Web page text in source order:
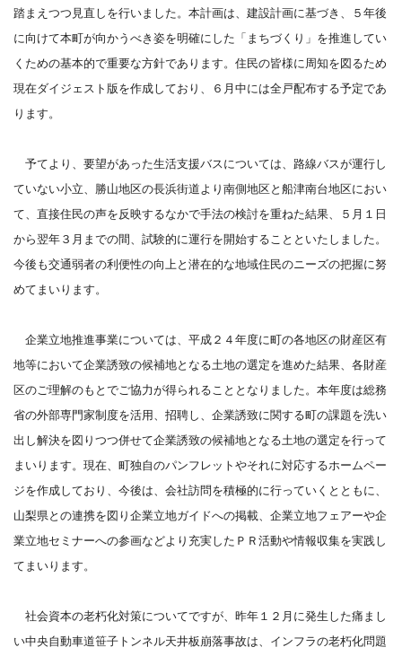
踏まえつつ見直しを行いました。本計画は、建設計画に基づき、５年後
に向けて本町が向かうべき姿を明確にした「まちづくり」を推進してい
くための基本的で重要な方針であります。住民の皆様に周知を図るため
現在ダイジェスト版を作成しており、６月中には全戸配布する予定であ
ります。
予てより、要望があった生活支援バスについては、路線バスが運行し
ていない小立、勝山地区の長浜街道より南側地区と船津南台地区におい
て、直接住民の声を反映するなかで手法の検討を重ねた結果、５月１日
から翌年３月までの間、試験的に運行を開始することといたしました。
今後も交通弱者の利便性の向上と潜在的な地域住民のニーズの把握に努
めてまいります。
企業立地推進事業については、平成２４年度に町の各地区の財産区有
地等において企業誘致の候補地となる土地の選定を進めた結果、各財産
区のご理解のもとでご協力が得られることとなりました。本年度は総務
省の外部専門家制度を活用、招聘し、企業誘致に関する町の課題を洗い
出し解決を図りつつ併せて企業誘致の候補地となる土地の選定を行って
まいります。現在、町独自のパンフレットやそれに対応するホームペー
ジを作成しており、今後は、会社訪問を積極的に行っていくとともに、
山梨県との連携を図り企業立地ガイドへの掲載、企業立地フェアーや企
業立地セミナーへの参画などより充実したＰＲ活動や情報収集を実践し
てまいります。
社会資本の老朽化対策についてですが、昨年１２月に発生した痛まし
い中央自動車道笹子トンネル天井板崩落事故は、インフラの老朽化問題